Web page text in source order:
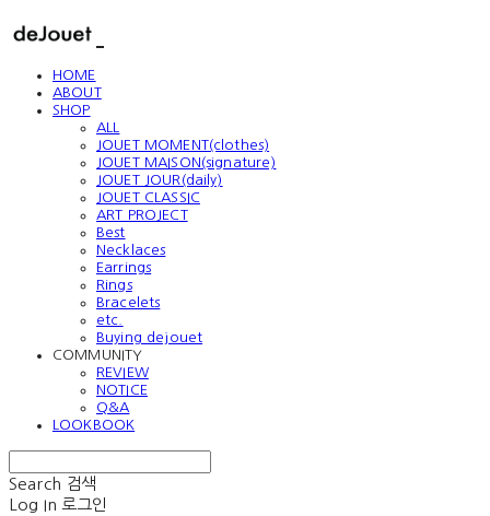
HOME
ABOUT
SHOP
ALL
JOUET MOMENT(clothes)
JOUET MAISON(signature)
JOUET JOUR(daily)
JOUET CLASSIC
ART PROJECT
Best
Necklaces
Earrings
Rings
Bracelets
etc.
Buying dejouet
COMMUNITY
REVIEW
NOTICE
Q&A
LOOKBOOK
Search 검색
Log In 로그인